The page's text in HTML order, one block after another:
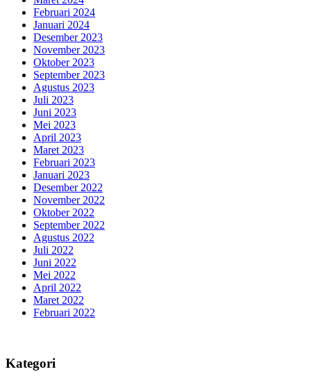
Februari 2024
Januari 2024
Desember 2023
November 2023
Oktober 2023
September 2023
Agustus 2023
Juli 2023
Juni 2023
Mei 2023
April 2023
Maret 2023
Februari 2023
Januari 2023
Desember 2022
November 2022
Oktober 2022
September 2022
Agustus 2022
Juli 2022
Juni 2022
Mei 2022
April 2022
Maret 2022
Februari 2022
Kategori